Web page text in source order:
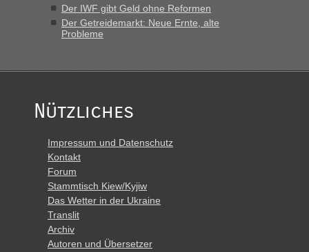
Der IWF gibt Geld ohne Reformen
Der Getreidemarkt: Neue Ernte, alte
Probleme
Nützliches
Impressum und Datenschutz
Kontakt
Forum
Stammtisch Kiew/Kyjiw
Das Wetter in der Ukraine
Translit
Archiv
Autoren und Übersetzer